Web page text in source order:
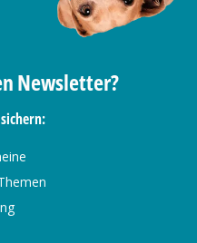
Newsletter?